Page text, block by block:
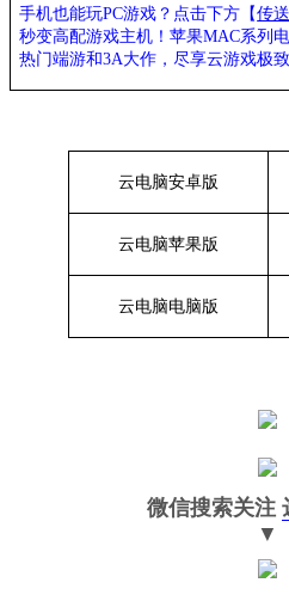
手机也能玩PC游戏？点击下方【传
秒变高配游戏主机 ！苹果MAC系列
热门端游和3A大作， 尽享云游戏极
云电脑安卓版
云电脑苹果版
云电脑电脑版
微信搜索关注
▼